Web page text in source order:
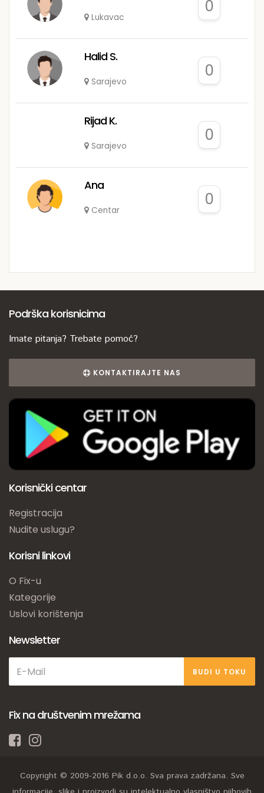
Lukavac
0
Halid S.
Sarajevo
0
Rijad K.
Sarajevo
0
Ana
Centar
0
Podrška korisnicima
Imate pitanja? Trebate pomoć?
KONTAKTIRAJTE NAS
Korisnički centar
Registracija
Nudite uslugu?
Korisni linkovi
O Fix-u
Kategorije
Uslovi korištenja
Newsletter
BUDI U TOKU
Fix na društvenim mrežama
Copyright © 2009-2016 Pik d.o.o. Sva prava zadržana. Sve